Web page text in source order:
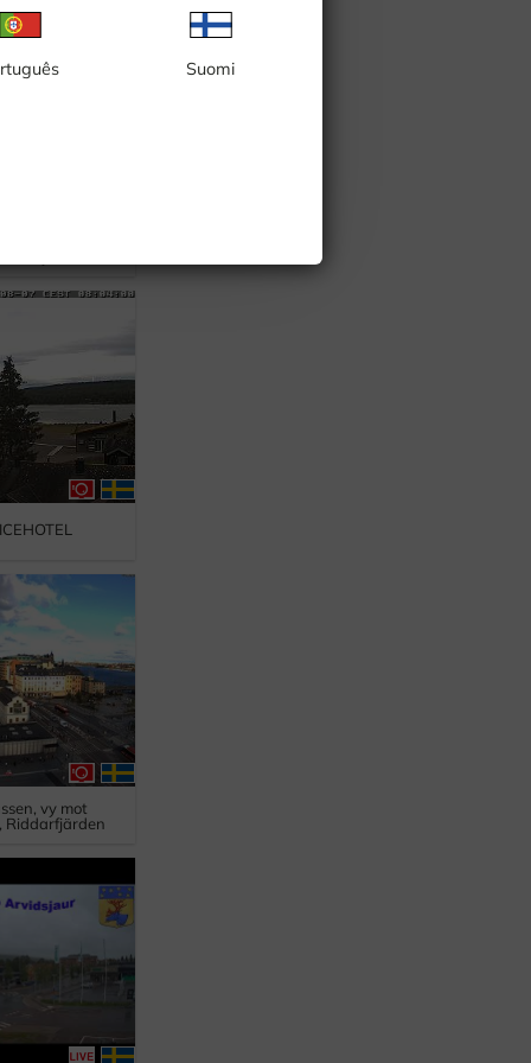
Suomi
vy mot
Riddarfjärden